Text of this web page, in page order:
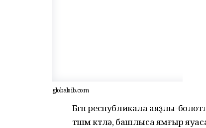
globalsib.com
Бөгөн республикала аяҙлы-
төшөм көтөлә, башлыса ямғыр